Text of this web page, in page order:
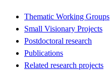
Thematic Working Groups
Small Visionary Projects
Postdoctoral research
Publications
Related research projects